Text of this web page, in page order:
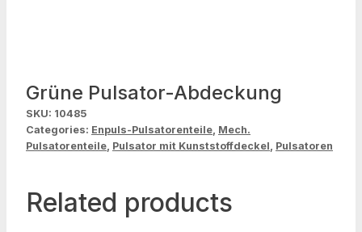
Grüne Pulsator-Abdeckung
SKU: 10485
Categories: Enpuls-Pulsatorenteile, Mech.
Pulsatorenteile, Pulsator mit Kunststoffdeckel, Pulsatoren
Related products